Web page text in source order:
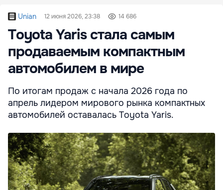
Unian 12 июня 2026, 23:38 14 686
Toyota Yaris стала самым
продаваемым компактным
автомобилем в мире
По итогам продаж с начала 2026 года по
апрель лидером мирового рынка компактных
автомобилей оставалась Toyota Yaris.